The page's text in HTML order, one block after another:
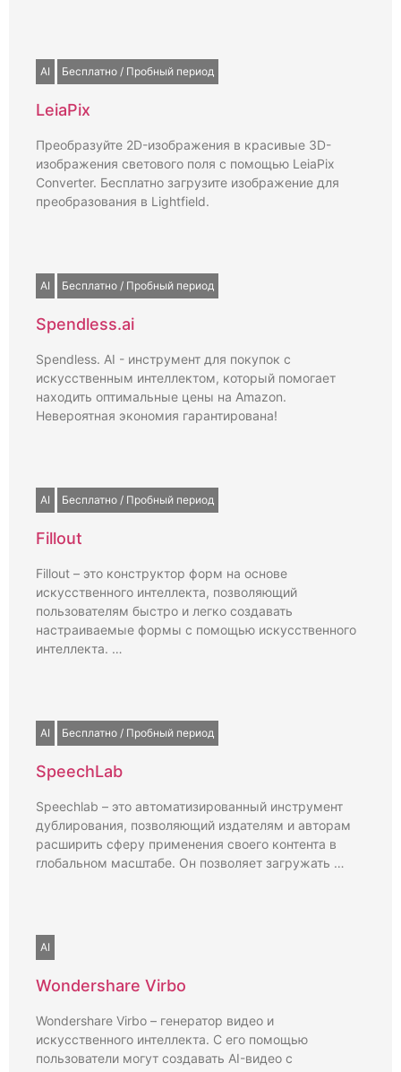
AI Бесплатно / Пробный период
LeiaPix
Преобразуйте 2D-изображения в красивые 3D-
изображения светового поля с помощью LeiaPix
Converter. Бесплатно загрузите изображение для
преобразования в Lightfield.
AI Бесплатно / Пробный период
Spendless.ai
Spendless. AI - инструмент для покупок с
искусственным интеллектом, который помогает
находить оптимальные цены на Amazon.
Невероятная экономия гарантирована!
AI Бесплатно / Пробный период
Fillout
Fillout – это конструктор форм на основе
искусственного интеллекта, позволяющий
пользователям быстро и легко создавать
настраиваемые формы с помощью искусственного
интеллекта. …
AI Бесплатно / Пробный период
SpeechLab
Speechlab – это автоматизированный инструмент
дублирования, позволяющий издателям и авторам
расширить сферу применения своего контента в
глобальном масштабе. Он позволяет загружать …
AI
Wondershare Virbo
Wondershare Virbo – генератор видео и
искусственного интеллекта. С его помощью
пользователи могут создавать AI-видео с